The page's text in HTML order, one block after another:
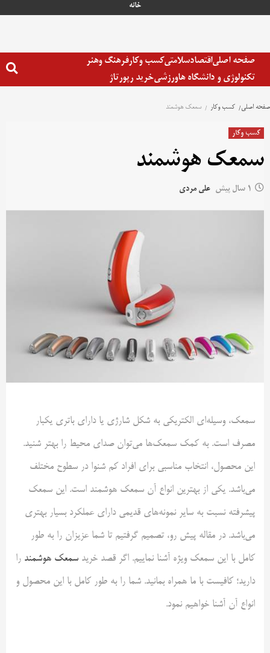
خانه
صفحه اصلیاقتصادسلامتیکسب وکارفرهنگ وهنر
تکنولوژی و دانشگاه هاورزشیخرید رپورتاژ
صفحه اصلی کسب وکار سمعک هوشمند
کسب وکار
سمعک هوشمند
1 سال پیش علی مردی
سمعک، وسیله‌ای الکتریکی به شکل شارژی یا دارای باتری یکبار
مصرف است. به کمک سمعک‌ها می‌توان صدای محیط را بهتر شنید.
این محصول، انتخاب مناسبی برای افراد کم شنوا در سطوح مختلف
می‌باشد. یکی از بهترین انواع آن سمعک هوشمند است. این سمعک
پیشرفته نسبت به سایر نمونه‌های قدیمی دارای عملکرد بسیار بهتری
می‌باشد‌. در مقاله پیش رو، تصمیم گرفتیم تا شما عزیزان را به طور
کامل با این سمعک ویژه آشنا نماییم‌. اگر قصد خرید سمعک هوشمند را
دارید؛ کافیست با ما همراه بمانید. شما را به طور کامل با این محصول و
انواع آن آشنا خواهیم نمود.